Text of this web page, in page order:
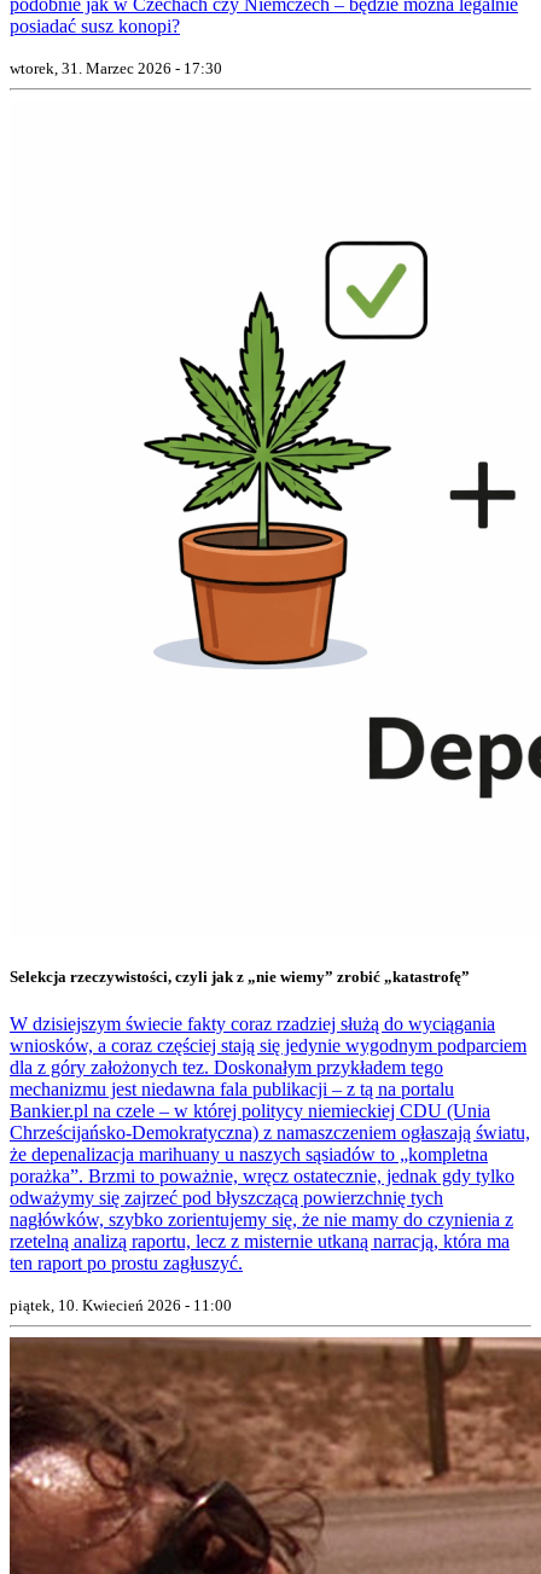
posiadać susz konopi?
wtorek, 31. Marzec 2026 - 17:30
Selekcja rzeczywistości, czyli jak z „nie wiemy” zrobić „katastrofę”
W dzisiejszym świecie fakty coraz rzadziej służą do wyciągania
wniosków, a coraz częściej stają się jedynie wygodnym podparciem
dla z góry założonych tez. Doskonałym przykładem tego
mechanizmu jest niedawna fala publikacji – z tą na portalu
Bankier.pl na czele – w której politycy niemieckiej CDU (Unia
Chrześcijańsko-Demokratyczna) z namaszczeniem ogłaszają światu,
że depenalizacja marihuany u naszych sąsiadów to „kompletna
porażka”. Brzmi to poważnie, wręcz ostatecznie, jednak gdy tylko
odważymy się zajrzeć pod błyszczącą powierzchnię tych
nagłówków, szybko zorientujemy się, że nie mamy do czynienia z
rzetelną analizą raportu, lecz z misternie utkaną narracją, która ma
ten raport po prostu zagłuszyć.
piątek, 10. Kwiecień 2026 - 11:00